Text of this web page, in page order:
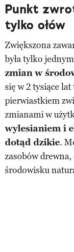
Punkt
tylko ołów
Zwiększona
była tylko
zmian w
się w 2 tysiące
pierwiastkiem
zmianami w
wylesianiem i
dotąd dzikie.
zasobów
środowisku